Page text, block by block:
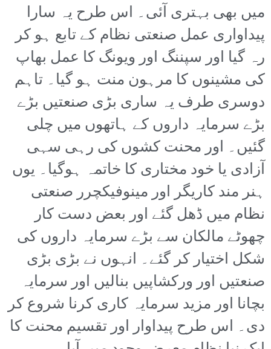
میں بھی بہتری آئی۔ اس طرح یہ سارا
پیداواری عمل صنعتی نظام کے تابع ہو کر
رہ گیا اور سپننگ اور ویونگ کا عمل بھاپ
کی مشینوں کا مرہون منت ہو گیا۔ تاہم
دوسری طرف یہ ساری بڑی صنعتیں بڑے
بڑے سرمایہ داروں کے ہاتھوں میں چلی
گئیں۔ اور محنت کشوں کی رہی سہی
آزادی یا خود مختاری کا خاتمہ ہوگیا۔ یوں
ہنر مند کاریگر اور مینوفیکچرر صنعتی
نظام میں ڈھل گئے اور بعض دست کار
چھوٹے مالکان سے بڑے سرمایہ داروں کی
شکل اختیار کر گئے۔ انہوں نے بڑی بڑی
صنعتیں اور ورکشاپیں بنالیں اور سرمایہ
بچانا اور مزید سرمایہ کاری کرنا شروع کر
دی۔ اس طرح پیداوار اور تقسیم محنت کا